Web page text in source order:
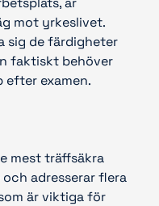
mot yrkeslivet.
sig de färdigheter
faktiskt behöver
examen.
mest träffsäkra
adresserar flera
är viktiga för